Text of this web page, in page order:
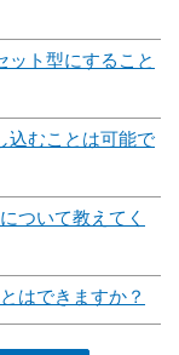
ット型にすること
込むことは可能で
ついて教えてく
はできますか？